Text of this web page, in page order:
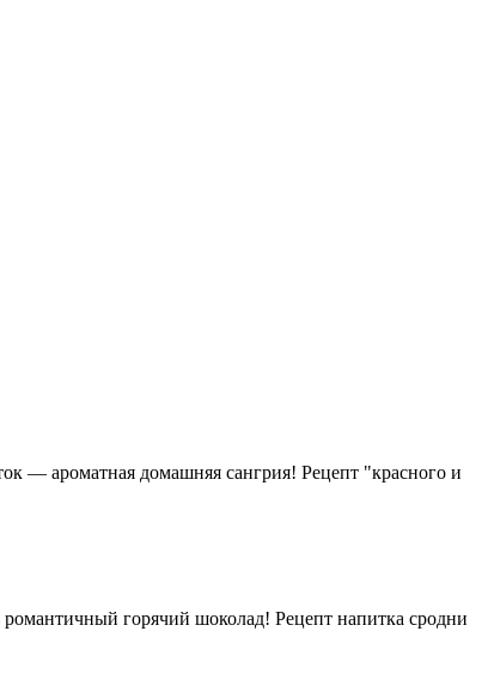
— ароматная домашняя сангрия! Рецепт "красного и
горячий шоколад! Рецепт напитка сродни